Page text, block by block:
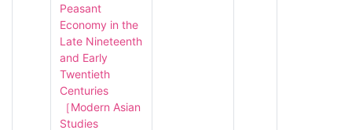
Peasant
Economy in the
Late Nineteenth
and Early
Twentieth
Centuries
［Modern Asian
Studies